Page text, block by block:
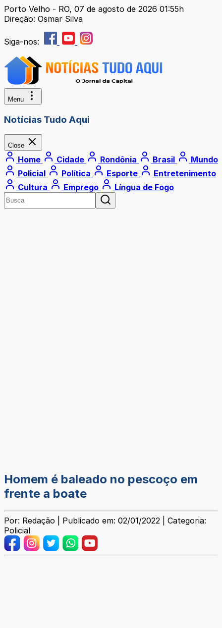
Porto Velho - RO, 07 de agosto de 2026 01:55h
Direção: Osmar Silva
Siga-nos:
Menu
Notícias Tudo Aqui
Close
Home Cidade Rondônia Brasil
Mundo
Policial
Política Esporte
Entretenimento
Cultura
Emprego Língua de Fogo
Homem é baleado no pescoço em
frente a boate
Por: Redação | Publicado em: 02/01/2022 | Categoria:
Policial